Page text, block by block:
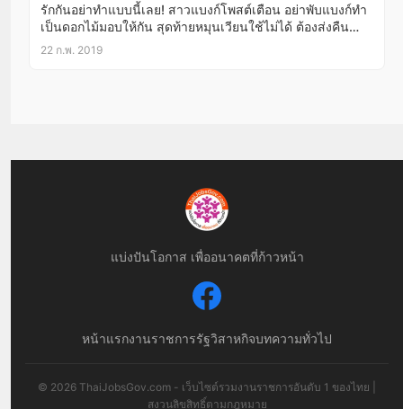
รักกันอย่าทำแบบนี้เลย! สาวแบงก์โพสต์เตือน อย่าพับแบงก์ทำ
เป็นดอกไม้มอบให้กัน สุดท้ายหมุนเวียนใช้ไม่ได้ ต้องส่งคืน
แบงก์ชาติเท่านั้น!
22 ก.พ. 2019
แบ่งปันโอกาส เพื่ออนาคตที่ก้าวหน้า
หน้าแรกงานราชการรัฐวิสาหกิจบทความทั่วไป
© 2026 ThaiJobsGov.com - เว็บไซต์รวมงานราชการอันดับ 1 ของไทย |
สงวนลิขสิทธิ์ตามกฎหมาย